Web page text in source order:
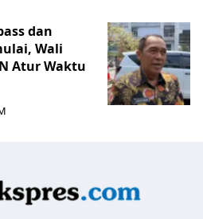
dan
Wali
Atur Waktu